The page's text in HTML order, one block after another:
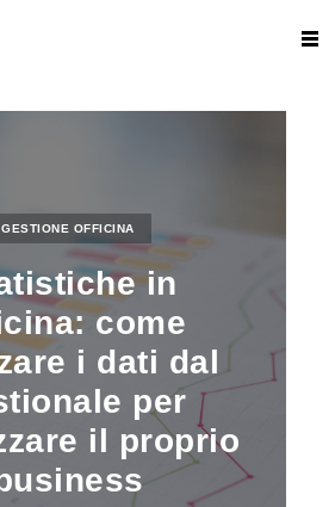
GESTIONE OFFICINA
in
come
i dati dal
per
il proprio